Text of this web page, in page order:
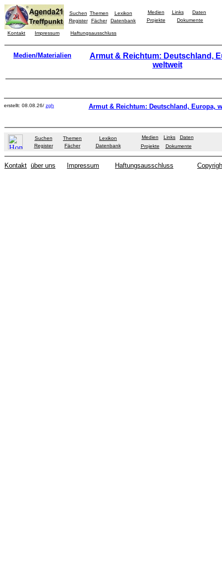
Suchen Themen
Lexikon
Register
Fächer Datenbank
Medien Links
Daten
Projekte
Dokumente
Kontakt Impressum Haftungsausschluss
Medien/Materialien
Armut & Reichtum: Deutschland,
weltweit
erstellt: 08.08.26/ zgh Armut & Reichtum: Deutschland, Europa,
Suchen Themen
Lexikon
Register
Fächer Datenbank
Medien Links
Daten
Projekte
Dokumente
Kontakt über uns Impressum Haftungsausschluss